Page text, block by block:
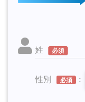
姓 必須
性別 必須 ：